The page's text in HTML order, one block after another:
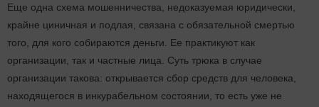
Еще одна схема мошенничества, недоказуемая юридически,
крайне циничная и подлая, связана с обязательной смертью
того, для кого собираются деньги. Ее практикуют как
организации, так и частные лица. Суть трюка в случае
организации такова: открывается сбор средств для человека,
находящегося в инкурабельном состоянии, то есть уже не